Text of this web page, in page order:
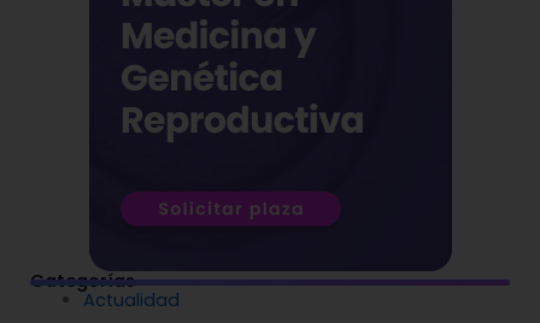
Categorías
Actualidad